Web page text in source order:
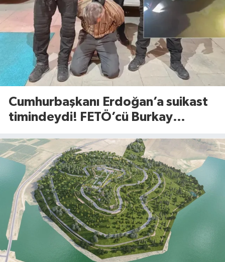
Cumhurbaşkanı Erdoğan’a suikast
timindeydi! FETÖ’cü Burkay